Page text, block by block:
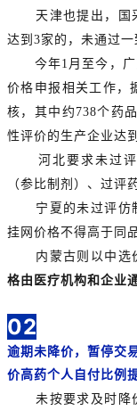
天津也提出，国
达到3家的，未通过一
今年1月至今，
价格申报相关工作，
核，其中约738个药
性评价的生产企业达
河北要求未过
（参比制剂）、过评
宁夏的未过评仿
挂网价格不得高于同
内蒙古则以中选
格由医疗机构和企业
02
逾期未降价，暂停交
价高药个人自付比例
未按要求及时降